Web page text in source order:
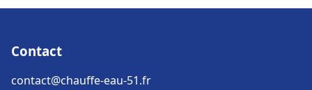
Contact
contact@chauffe-eau-51.fr